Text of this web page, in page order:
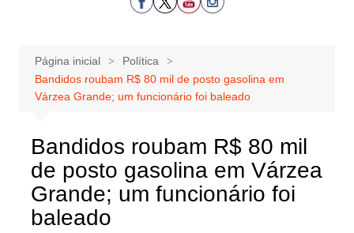
Página inicial
Política
Bandidos roubam R$ 80 mil de posto gasolina em
Várzea Grande; um funcionário foi baleado
Bandidos roubam R$ 80 mil
de posto gasolina em Várzea
Grande; um funcionário foi
baleado